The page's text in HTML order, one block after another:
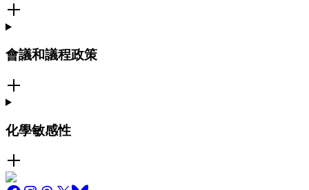
會議和議程政策
化學敏感性